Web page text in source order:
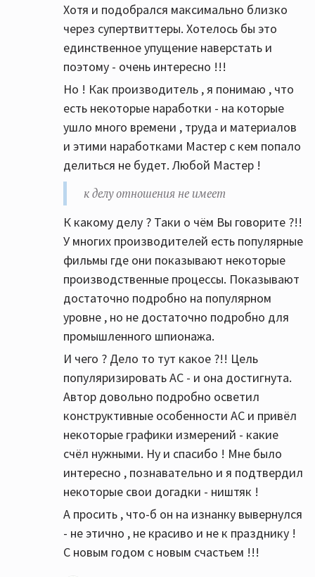
Хотя и подобрался максимально близко
через супертвиттеры. Хотелось бы это
единственное упущение наверстать и
поэтому - очень интересно !!!
Но ! Как производитель , я понимаю , что
есть некоторые наработки - на которые
ушло много времени , труда и материалов
и этими наработками Мастер с кем попало
делиться не будет. Любой Мастер !
к делу отношения не имеет
К какому делу ? Таки о чём Вы говорите ?!!
У многих производителей есть популярные
фильмы где они показывают некоторые
производственные процессы. Показывают
достаточно подробно на популярном
уровне , но не достаточно подробно для
промышленного шпионажа.
И чего ? Дело то тут какое ?!! Цель
популяризировать АС - и она достигнута.
Автор довольно подробно осветил
конструктивные особенности АС и привёл
некоторые графики измерений - какие
счёл нужными. Ну и спасибо ! Мне было
интересно , познавательно и я подтвердил
некоторые свои догадки - ништяк !
А просить , что-б он на изнанку вывернулся
- не этично , не красиво и не к празднику !
С новым годом с новым счастьем !!!